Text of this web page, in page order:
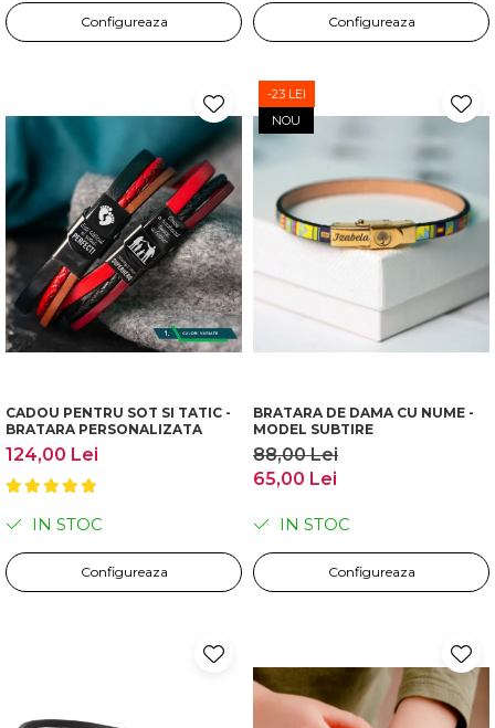
Configureaza Configureaza
CADOU PENTRU SOT SI TATIC -
BRATARA PERSONALIZATA
124,00 Lei
IN STOC
Configureaza
-23 LEI
NOU
BRATARA DE DAMA CU NUME -
MODEL SUBTIRE
88,00 Lei
65,00 Lei
IN STOC
Configureaza